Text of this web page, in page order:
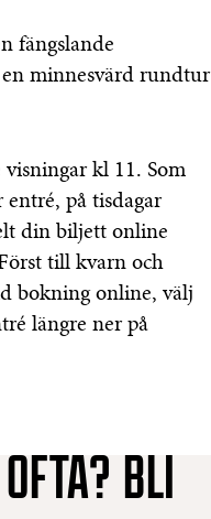
fängslande
minnesvärd rundtur
kl 11. Som
på tisdagar
din biljett online
till kvarn och
bokning online, välj
längre ner på
BLI